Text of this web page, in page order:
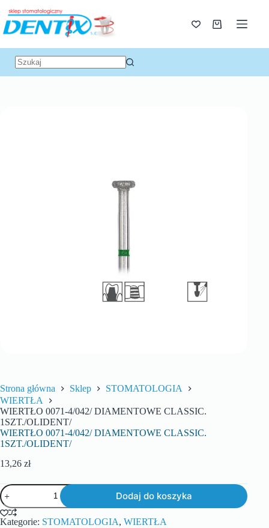
Strona główna Sklep
STOMATOLOGIA
WIERTŁA
WIERTŁO 0071-4/042/ DIAMENTOWE CLASSIC.
1SZT./OLIDENT/
WIERTŁO 0071-4/042/ DIAMENTOWE CLASSIC.
1SZT./OLIDENT/
13,26 zł
Dodaj do koszyka
Kategorie: STOMATOLOGIA, WIERTŁA